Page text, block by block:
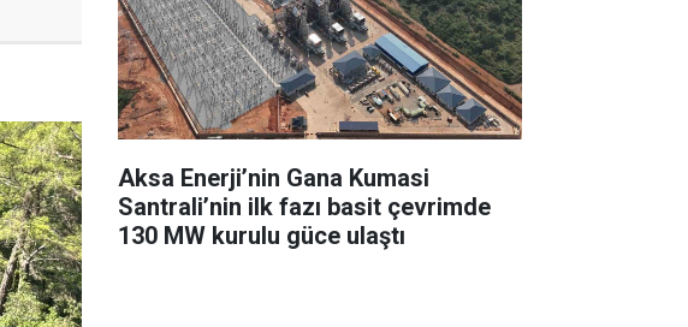
Aksa Enerji’nin Gana Kumasi
Santrali’nin ilk fazı basit çevrimde
130 MW kurulu güce ulaştı